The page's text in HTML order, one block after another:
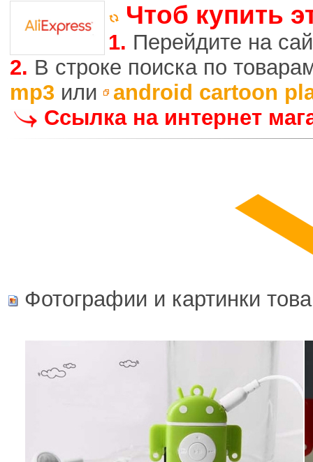
Чтоб купить
1. Перейдите на
2. В строке поиска по
mp3 или
android cartoon
Ссылка на интернет
Фотографии и картинки